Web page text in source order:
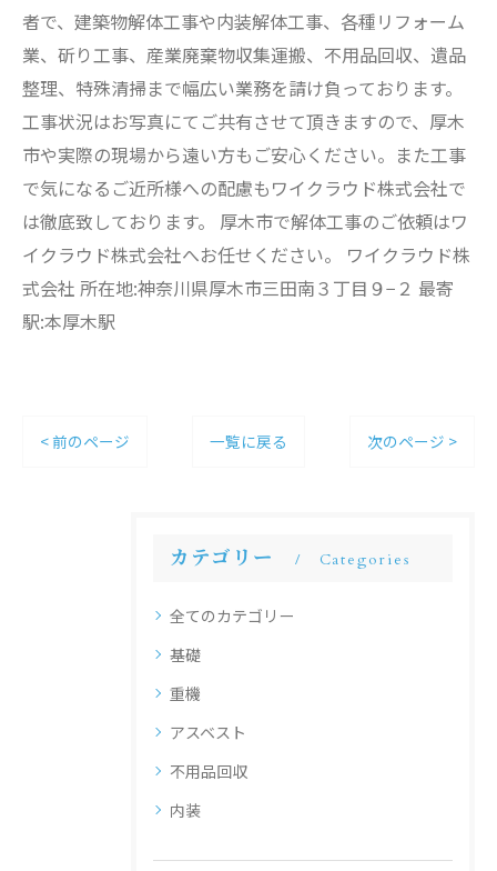
者で、建築物解体工事や内装解体工事、各種リフォーム
業、斫り工事、産業廃棄物収集運搬、不用品回収、遺品
整理、特殊清掃まで幅広い業務を請け負っております。
工事状況はお写真にてご共有させて頂きますので、厚木
市や実際の現場から遠い方もご安心ください。また工事
で気になるご近所様への配慮もワイクラウド株式会社で
は徹底致しております。 厚木市で解体工事のご依頼はワ
イクラウド株式会社へお任せください。 ワイクラウド株
式会社 所在地:神奈川県厚木市三田南３丁目９−２ 最寄
駅:本厚木駅
< 前のページ 一覧に戻る 次のページ >
カテゴリー Categories
全てのカテゴリー
基礎
重機
アスベスト
不用品回収
内装